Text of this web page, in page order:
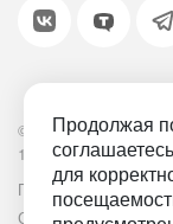
Продолжая
для
© 2001-2026
1С-Битрикс:
Политика
Соглашение об